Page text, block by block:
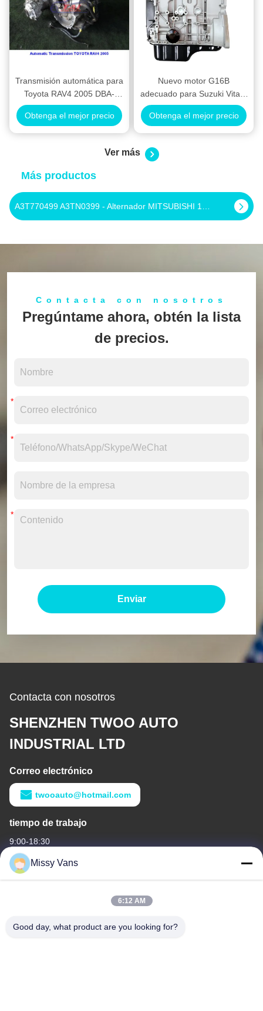
Transmisión automática para
Toyota RAV4 2005 DBA-
ACA31W 3040042020
Obtenga el mejor precio
Nuevo motor G16B
adecuado para Suzuki Vitara
Grand Vitara Jimny Swift
Obtenga el mejor precio
Ver más
Más productos
A5T00972 A5T01271 - Alternador MITSUBISHI 12V 50A Alternadores
Contacta con nosotros
Pregúntame ahora, obtén la lista
de precios.
Enviar
Contacta con nosotros
SHENZHEN TWOO AUTO
INDUSTRIAL LTD
Correo electrónico
twooauto@hotmail.com
tiempo de trabajo
9:00-18:30
Nuestra Dirección
No 8028, Centro Industrial Jincheng, calle Lixin Sur, calle Fuyong,
Missy Vans
6:12 AM
Good day, what product are you looking for?